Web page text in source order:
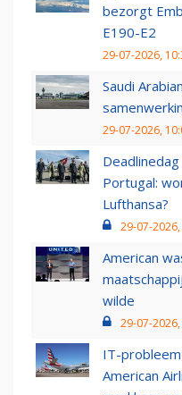
bezorgt
E190-E2
29-07-2026,
Saudi
29-07-2026,
Portugal:
Lufthansa?
29-07-
American
wilde
29-07-2026,
IT-
American